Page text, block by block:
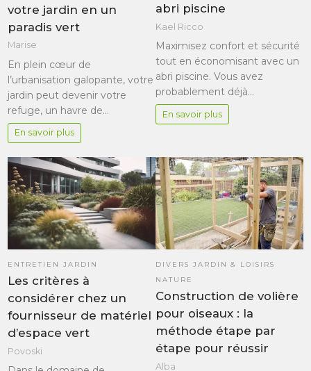
votre jardin en un
paradis vert
Marise
En plein cœur de
l’urbanisation galopante, votre
jardin peut devenir votre
refuge, un havre de…
En savoir plus
abri piscine
Kael Ricco
Maximisez confort et sécurité
tout en économisant avec un
abri piscine. Vous avez
probablement déjà…
En savoir plus
ENTRETIEN JARDIN
Les critères à
considérer chez un
fournisseur de matériel
d’espace vert
Povoski
DIVERS JARDIN & LOISIRS
NATURE
Construction de volière
pour oiseaux : la
méthode étape par
étape pour réussir
Alba